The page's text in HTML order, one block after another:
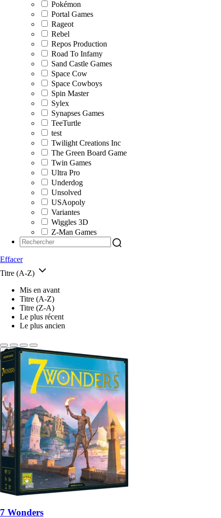
Pokémon
Portal Games
Rageot
Rebel
Repos Production
Road To Infamy
Sand Castle Games
Space Cow
Space Cowboys
Spin Master
Sylex
Synapses Games
TeeTurtle
test
Twilight Creations Inc
The Green Board Game
Twin Games
Ultra Pro
Underdog
Unsolved
USAopoly
Variantes
Wiggles 3D
Z-Man Games
Effacer
Titre (A-Z)
Mis en avant
Titre (A-Z)
Titre (Z-A)
Le plus récent
Le plus ancien
7 Wonders